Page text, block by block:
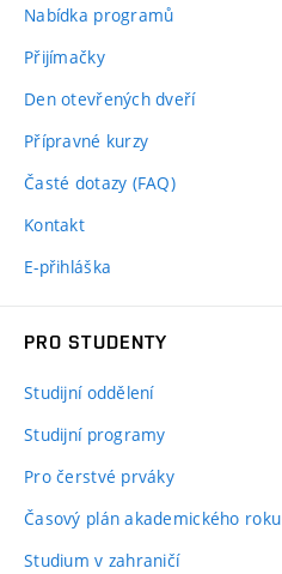
Nabídka programů
Přijímačky
Den otevřených dveří
Přípravné kurzy
Časté dotazy (FAQ)
Kontakt
E-přihláška
PRO STUDENTY
Studijní oddělení
Studijní programy
Pro čerstvé prváky
Časový plán akademického roku
Studium v zahraničí